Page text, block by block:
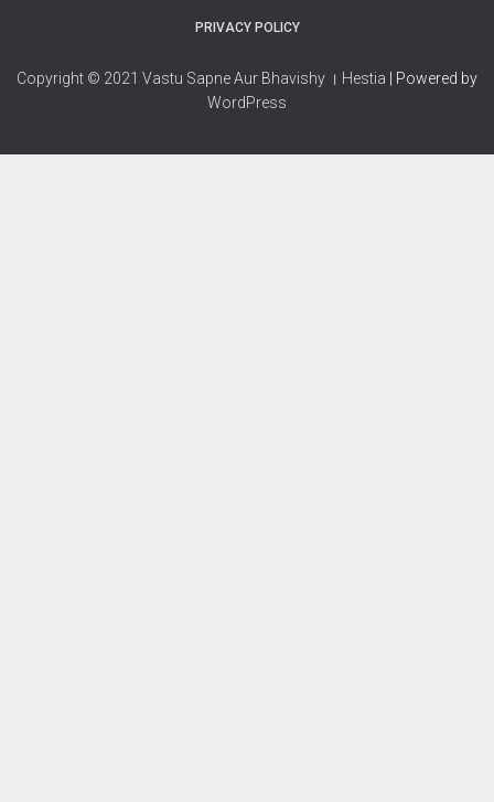
PRIVACY POLICY
Copyright © 2021 Vastu Sapne Aur Bhavishy । Hestia | Powered by
WordPress